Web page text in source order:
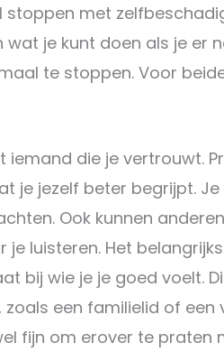
stoppen met
wat je kunt doen als je er
te stoppen. Voor
iemand die je vertrouwt.
je jezelf beter begrijpt.
Ook kunnen
je luisteren. Het
bij wie je je goed voelt.
een familielid of een
fijn om erover te praten